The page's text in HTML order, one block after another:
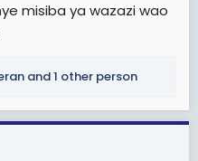
kama achievement ya
nobody talks
support, muda, attention,
mkubwa hajawahi
ana hasira au ukimpiga
misiba ya wazazi wao
and 1 other person